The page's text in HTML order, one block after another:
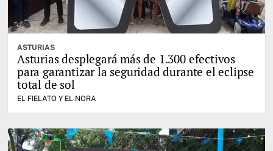
ASTURIAS
Asturias desplegará más de 1.300 efectivos
para garantizar la seguridad durante el eclipse
total de sol
EL FIELATO Y EL NORA